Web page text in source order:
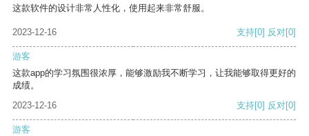
这款软件的设计非常人性化，使用起来非常舒服。
2023-12-16 支持[0] 反对[0]
游客
这款app的学习氛围很浓厚，能够激励我不断学习，让我能够取得更好的
成绩。
2023-12-16
支持[0] 反对[0]
游客